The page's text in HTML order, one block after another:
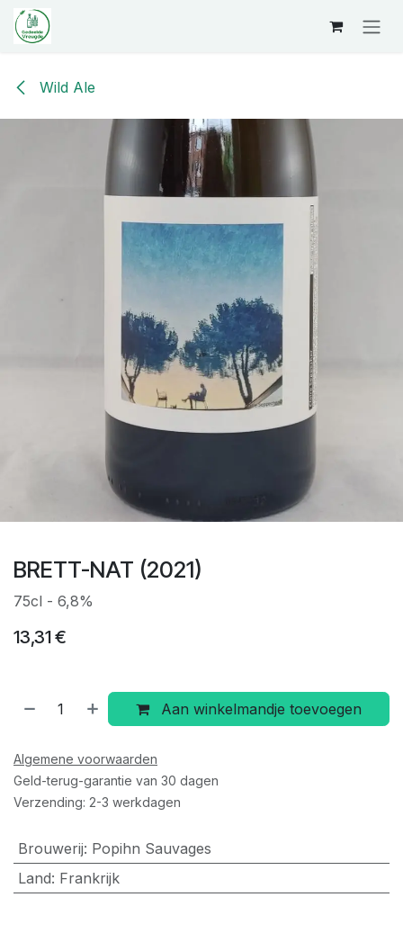
Overslaan naar inhoud
Wild Ale
BRETT-NAT (2021)
75cl - 6,8%
13,31€
Aan winkelmandje toevoegen
Algemene voorwaarden
Geld-terug-garantie van 30 dagen
Verzending: 2-3 werkdagen
Brouwerij: Popihn Sauvages
Land: Frankrijk